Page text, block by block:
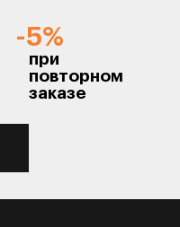
-5%
при
повторном
заказе